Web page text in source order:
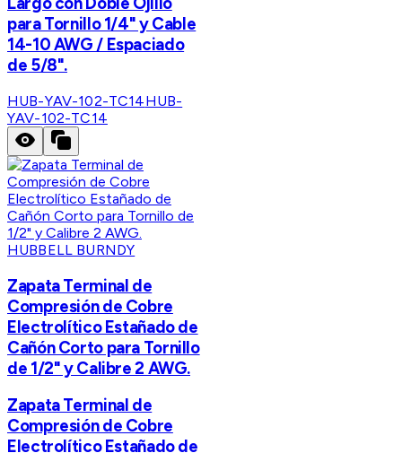
para Tornillo 1/4" y Cable
14-10 AWG / Espaciado
de 5/8".
HUB-YAV-102-TC14HUB-
YAV-102-TC14
HUBBELL BURNDY
Zapata Terminal de
Compresión de Cobre
Electrolítico Estañado de
Cañón Corto para Tornillo
de 1/2" y Calibre 2 AWG.
Zapata Terminal de
Compresión de Cobre
Electrolítico Estañado de